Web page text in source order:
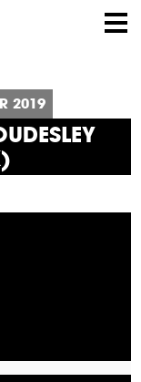
2019